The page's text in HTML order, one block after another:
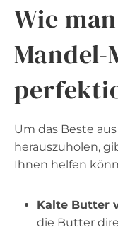
Wie
Mandel-
Um das Beste
herauszuholen,
Ihnen helfen
Kalte Butter
die Butter